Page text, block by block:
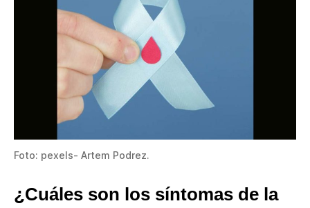
Foto: pexels- Artem Podrez.
¿Cuáles son los síntomas de la